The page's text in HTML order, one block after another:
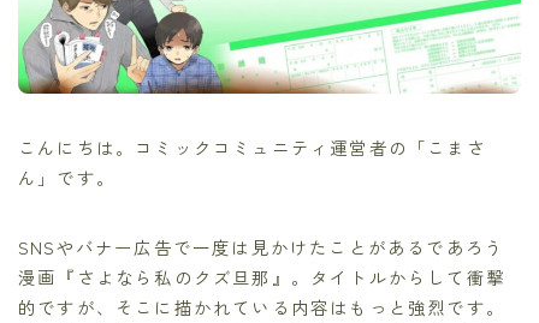
こんにちは。コミックコミュニティ運営者の「こまさ
ん」です。
SNSやバナー広告で一度は見かけたことがあるであろう
漫画『さよなら私のクズ旦那』。タイトルからして衝撃
的ですが、そこに描かれている内容はもっと強烈です。